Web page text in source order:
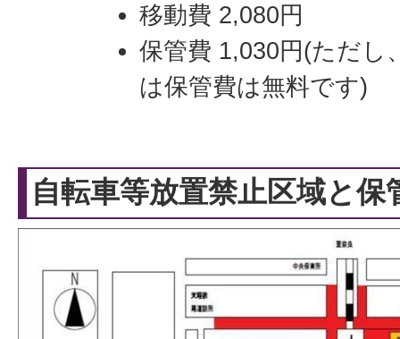
移動費 2,080円
保管費 1,030円(ただし
は保管費は無料です)
自転車等放置禁止区域と保